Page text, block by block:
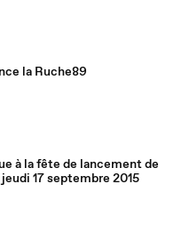
la Ruche89
à la fête de lancement de
17 septembre 2015